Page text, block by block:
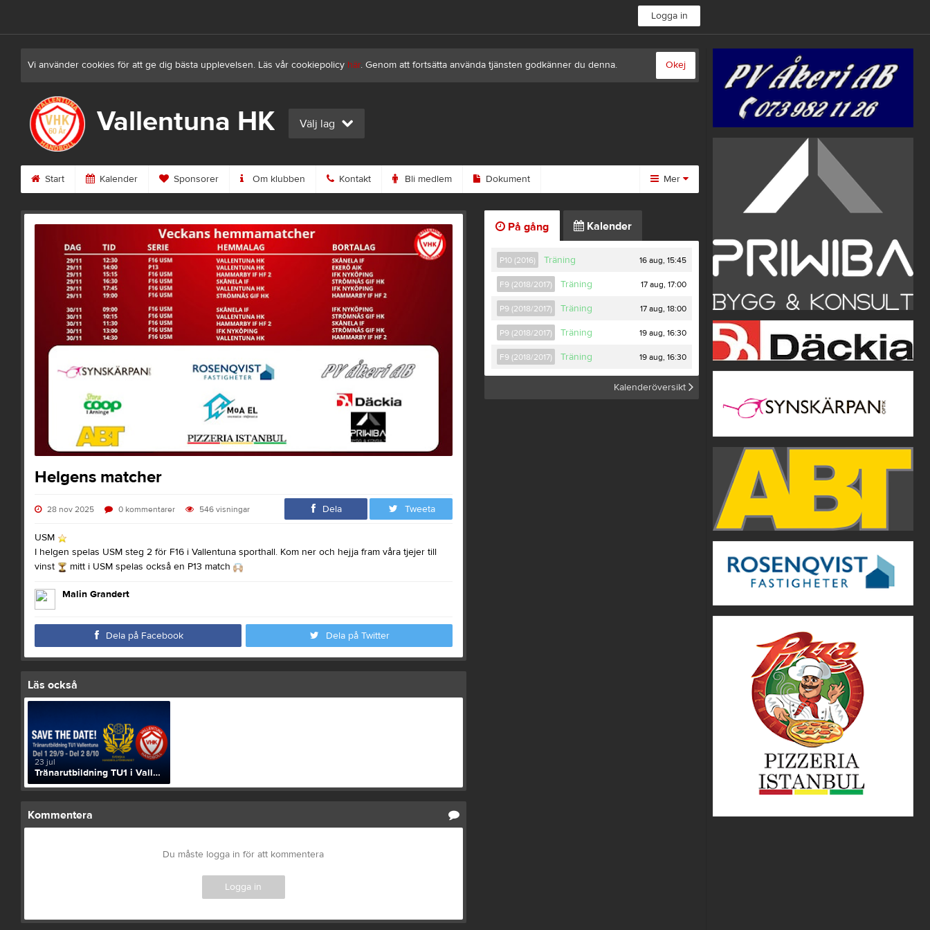
Logga in
Vi använder cookies för att ge dig bästa upplevelsen. Läs vår cookiepolicy här. Genom att fortsätta använda tjänsten godkänner du denna. Okej
Vallentuna HK Välj lag
Start Kalender Sponsorer Om klubben Kontakt Bli medlem Dokument Mer
Besökarstatistik
Helgens matcher
28 nov 2025 0 kommentarer 546visningar Dela Tweeta
USM
I helgen spelas USM steg 2 för F16 i Vallentuna sporthall. Kom ner och hejja fram våra tjejer till
vinst
mitt i USM spelas också en P13 match
Malin Grandert
Dela på Facebook Dela på Twitter
Läs också
23 jul
Tränarutbildning TU1 i Vallentuna - Anmäl er nu!
Kommentera
Du måste logga in för att kommentera
Logga in
På gång Kalender
P10 (2016) Träning 16 aug, 15:45
F9 (2018/2017) Träning 17 aug, 17:00
P9 (2018/2017) Träning 17 aug, 18:00
P9 (2018/2017) Träning 19 aug, 16:30
F9 (2018/2017) Träning 19 aug, 16:30
Kalenderöversikt